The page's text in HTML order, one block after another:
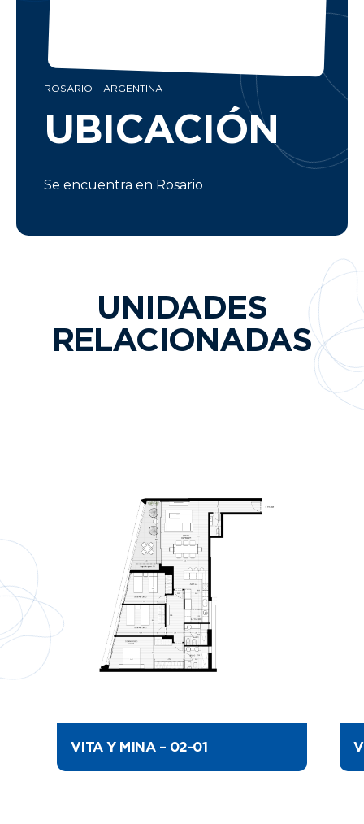
ROSARIO - ARGENTINA
UBICACIÓN
Se encuentra en Rosario
UNIDADES
RELACIONADAS
VITA Y MINA – 02-01